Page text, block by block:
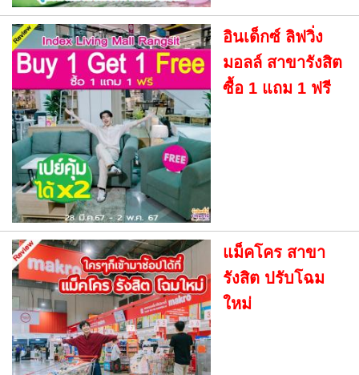
อินเด็กซ์ ลิฟวิ่ง
มอลล์ สาขารังสิต
ซื้อ 1 แถม 1 ฟรี
แม็คโคร สาขา
รังสิต ปรับโฉม
ใหม่